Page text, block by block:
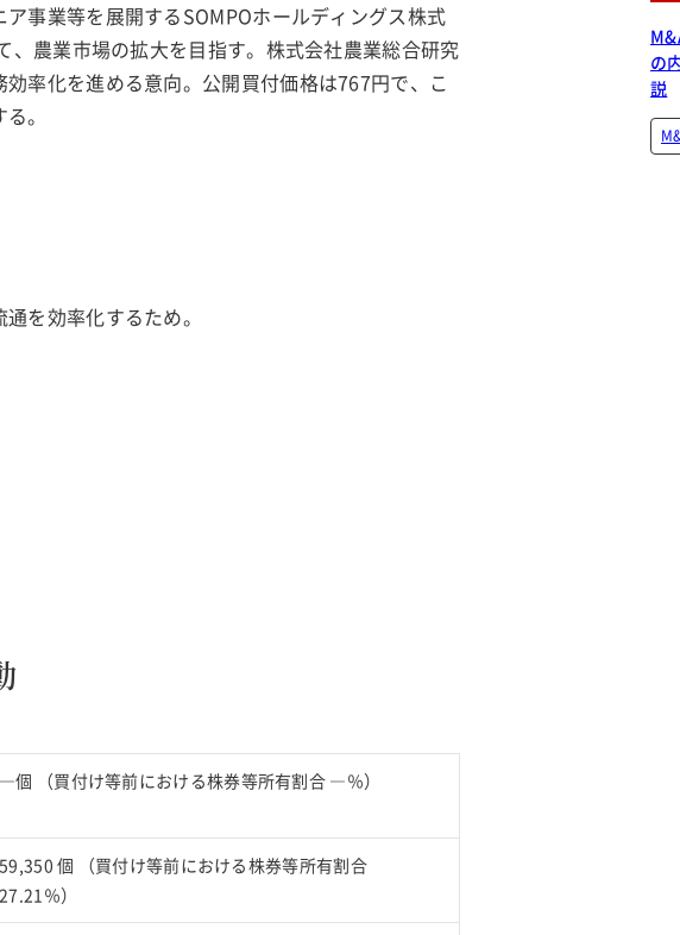
事業等を展開するSOMPOホールディングス株式
農業市場の拡大を目指す。株式会社農業総合研究
率化を進める意向。公開買付価格は767円で、こ
。
を効率化するため。
―個 （買付け等前における株券等所有割合 ―％）
59,350 個 （買付け等前における株券等所有割合
27.21％）
の
説